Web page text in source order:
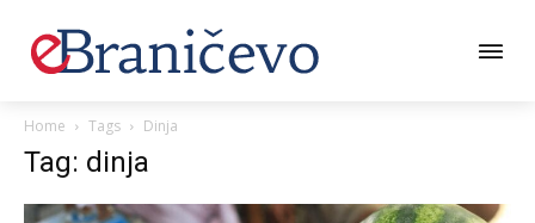
Home Tags Dinja
Tag: dinja